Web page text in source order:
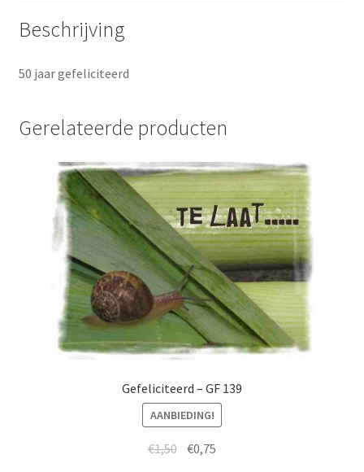
Beschrijving
50 jaar gefeliciteerd
Gerelateerde producten
Gefeliciteerd – GF 139
AANBIEDING!
€1,50 €0,75